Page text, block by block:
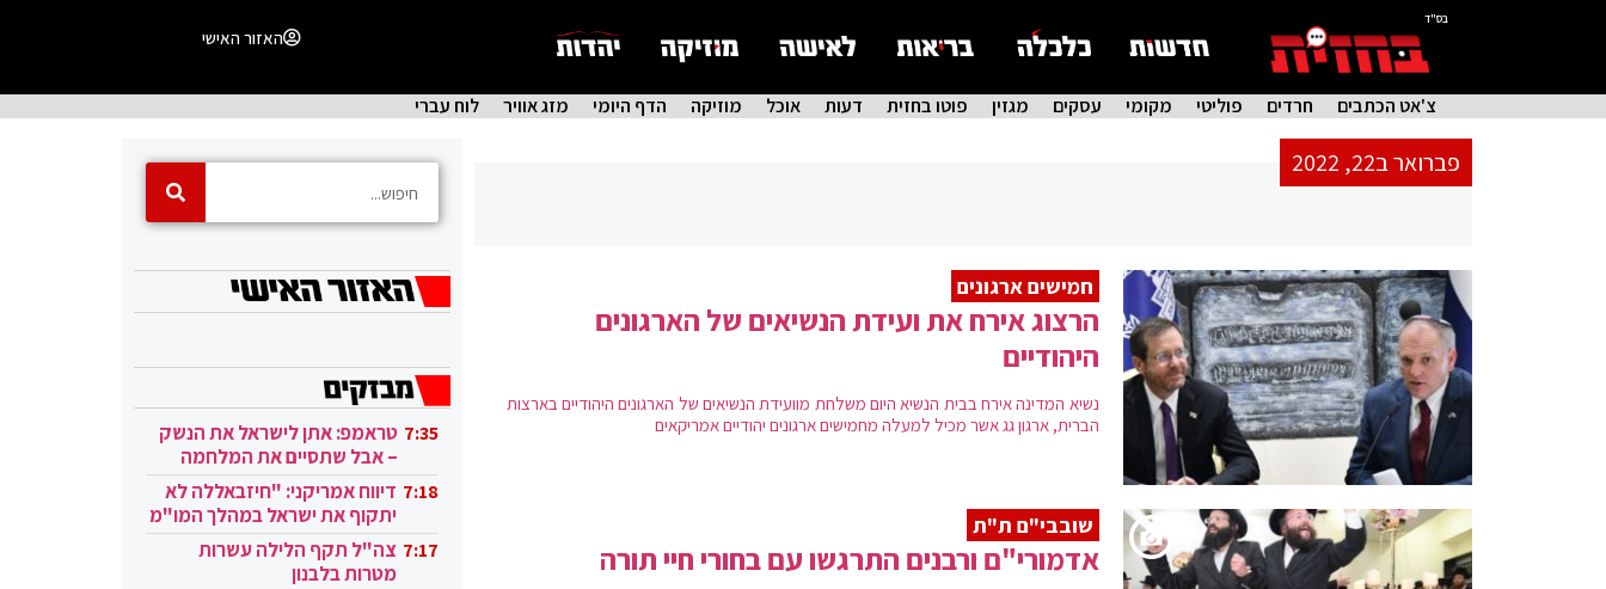
בס"ד
האזור האישי
צ'אט הכתבים חרדים פוליטי מקומי עסקים מגזין פוטו בחזית דעות אוכל מוזיקה הדף היומי מזג אוויר לוח עברי
פברואר ב22, 2022
חמישים ארגונים
הרצוג אירח את ועידת הנשיאים של הארגונים
היהודיים
נשיא המדינה אירח בבית הנשיא היום משלחת מוועידת הנשיאים של הארגונים היהודיים בארצות
הברית, ארגון גג אשר מכיל למעלה מחמישים ארגונים יהודיים אמריקאים
שובבי"ם ת"ת
אדמורי"ם ורבנים התרגשו עם בחורי חיי תורה
7:35 טראמפ: אתן לישראל את הנשק
– אבל שתסיים את המלחמה
בעזה 7:18 דיווח אמריקני: "חיזבאללה לא
יתקוף את ישראל במהלך המו"מ
בקטאר" 7:17 צה"ל תקף הלילה עשרות
מטרות בלבנון